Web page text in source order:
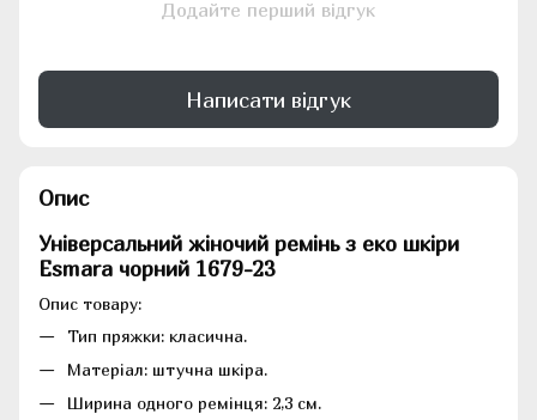
Додайте перший відгук
Написати відгук
Опис
Універсальний жіночий ремінь з еко шкіри
Esmara чорний 1679-23
Опис товару:
Тип пряжки: класична.
Матеріал: штучна шкіра.
Ширина одного ремінця: 2,3 см.